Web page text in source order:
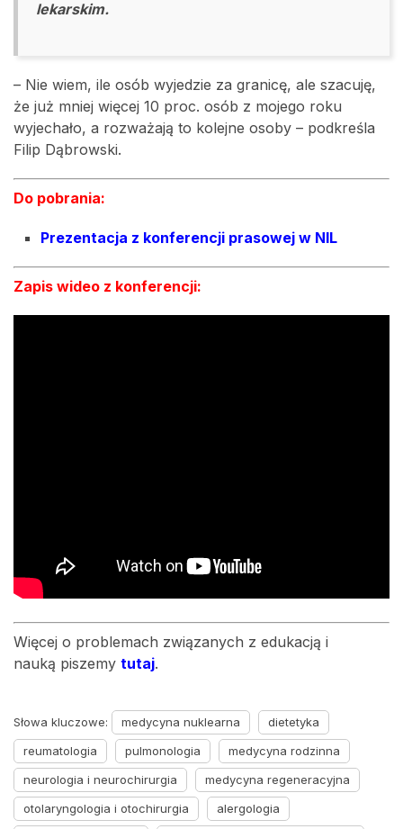
lekarskim.
– Nie wiem, ile osób wyjedzie za granicę, ale szacuję,
że już mniej więcej 10 proc. osób z mojego roku
wyjechało, a rozważają to kolejne osoby – podkreśla
Filip Dąbrowski.
Do pobrania:
Prezentacja z konferencji prasowej w NIL
Zapis wideo z konferencji:
Więcej o problemach związanych z edukacją i
nauką piszemy tutaj.
Słowa kluczowe: medycyna nuklearna
dietetyka
reumatologia
pulmonologia
medycyna rodzinna
neurologia i neurochirurgia
medycyna regeneracyjna
otolaryngologia i otochirurgia
alergologia